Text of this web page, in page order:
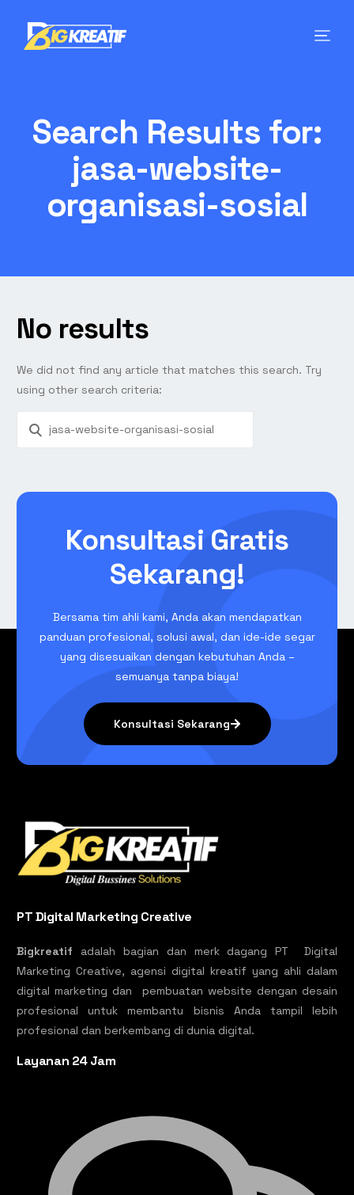
Search Results for:
jasa-website-
organisasi-sosial
No results
We did not find any article that matches this search. Try
using other search criteria:
Konsultasi Gratis
Sekarang!
Bersama tim ahli kami, Anda akan mendapatkan
panduan profesional, solusi awal, dan ide-ide segar
yang disesuaikan dengan kebutuhan Anda –
semuanya tanpa biaya!
Konsultasi Sekarang
PT Digital Marketing Creative
Bigkreatif adalah bagian dan merk dagang PT Digital
Marketing Creative, agensi digital kreatif yang ahli dalam
digital marketing dan pembuatan website dengan desain
profesional untuk membantu bisnis Anda tampil lebih
profesional dan berkembang di dunia digital.
Layanan 24 Jam